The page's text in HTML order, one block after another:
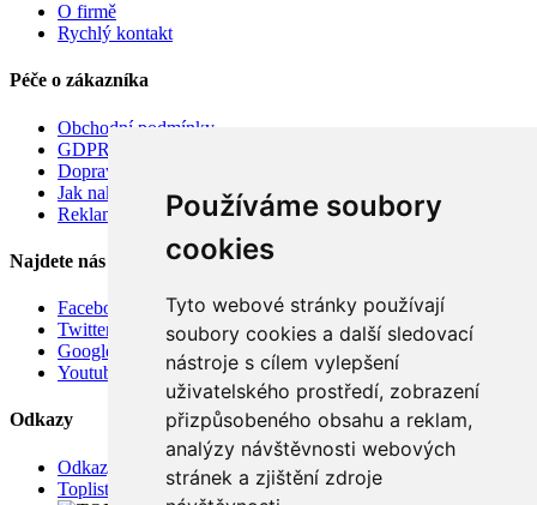
Používáme soubory
cookies
Tyto webové stránky používají
soubory cookies a další sledovací
nástroje s cílem vylepšení
uživatelského prostředí, zobrazení
přizpůsobeného obsahu a reklam,
analýzy návštěvnosti webových
stránek a zjištění zdroje
O firmě
Rychlý kontakt
Péče o zákazníka
Obchodní podmínky
GDPR
Doprava
Jak nakupovat
Reklamace
Najdete nás
Facebook
Twitter
Google
Youtube
Odkazy
Odkazy
Toplist